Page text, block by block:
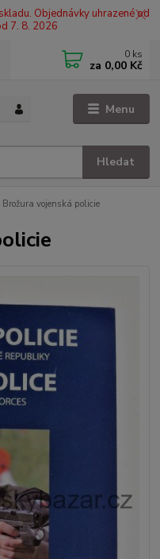
Objednávky uhrazené od
7. 8. 2026
Menu
Hledat
0 ks
za 0,00 Kč
Brožura vojenská policie